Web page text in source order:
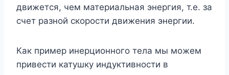
движется, чем материальная энергия, т.е. за
счет разной скорости движения энергии.
Как пример инерционного тела мы можем
привести катушку индуктивности в